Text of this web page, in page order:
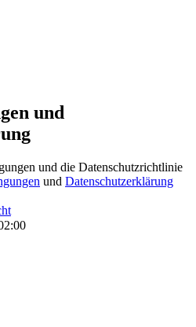
und
und die Datenschutzrichtlinie
und Datenschutzerklärung